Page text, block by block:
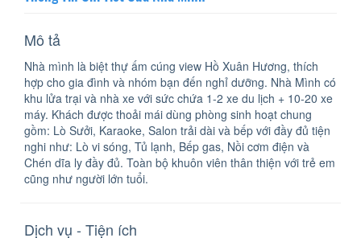
Mô tả
Nhà mình là biệt thự ấm cúng view Hồ Xuân Hương, thích
hợp cho gia đình và nhóm bạn đến nghỉ dưỡng. Nhà Mình có
khu lửa trại và nhà xe với sức chứa 1-2 xe du lịch + 10-20 xe
máy. Khách được thoải mái dùng phòng sinh hoạt chung
gồm: Lò Sưởi, Karaoke, Salon trải dài và bếp với đầy đủ tiện
nghi như: Lò vi sóng, Tủ lạnh, Bếp gas, Nồi cơm điện và
Chén dĩa ly đầy đủ. Toàn bộ khuôn viên thân thiện với trẻ em
cũng như người lớn tuổi.
Dịch vụ - Tiện ích